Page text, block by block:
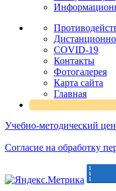
COVID-19
Контакты
Фотогалерея
Карта сайта
Главная
Учебно-методический
Согласие на обработку